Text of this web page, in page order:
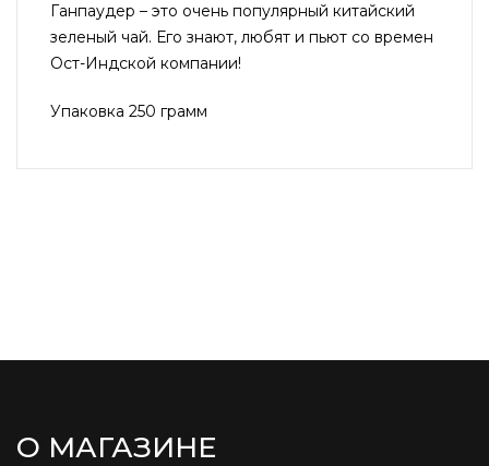
Ганпаудер – это очень популярный китайский
зеленый чай. Его знают, любят и пьют со времен
Ост-Индской компании!
Упаковка 250 грамм
О МАГАЗИНЕ